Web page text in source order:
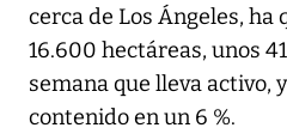
cerca de Los Ángeles, ha
16.600 hectáreas, unos
semana que lleva activo,
contenido en un 6 %.